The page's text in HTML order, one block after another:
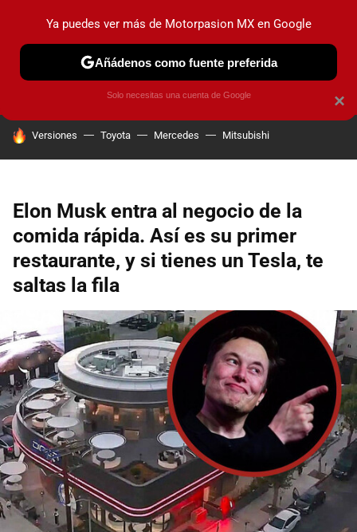
PRUEBAS INDUSTRIA HOY NO CIRCULA
HOY SE HABLA DE
Versiones Toyota Mercedes Mitsubishi
Elon Musk entra al negocio de la
comida rápida. Así es su primer
restaurante, y si tienes un Tesla, te
saltas la fila
×
Ya puedes ver más de Motorpasion MX en Google
Añádenos como fuente preferida
Solo necesitas una cuenta de Google